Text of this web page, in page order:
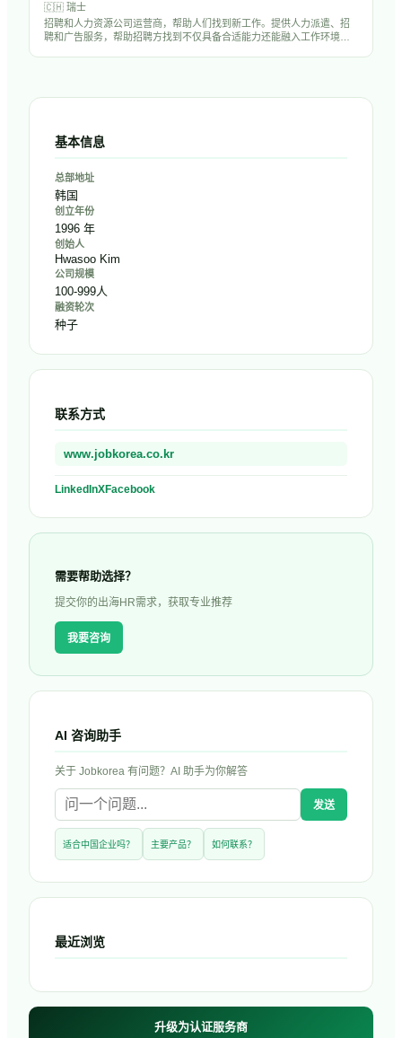
🇨🇭 瑞士
招聘和人力资源公司运营商，帮助人们找到新工作。提供人力派遣、招
聘和广告服务，帮助招聘方找到不仅具备合适能力还能融入工作环境的
基本信息
总部地址
韩国
创立年份
1996 年
创始人
Hwasoo Kim
公司规模
100-999人
融资轮次
种子
联系方式
www.jobkorea.co.kr
LinkedInXFacebook
需要帮助选择？
提交你的出海HR需求，获取专业推荐
我要咨询
AI 咨询助手
关于 Jobkorea 有问题？AI 助手为你解答
发送
适合中国企业吗？ 主要产品？ 如何联系？
最近浏览
升级为认证服务商